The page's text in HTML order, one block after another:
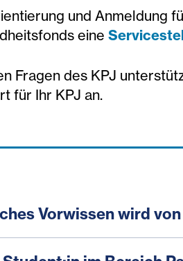
und Anmeldung
eine
Fragen des KPJ
für Ihr KPJ an.
Vorwissen wird